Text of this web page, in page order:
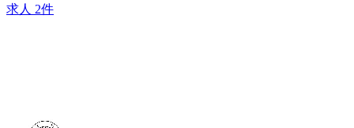
求人 2件